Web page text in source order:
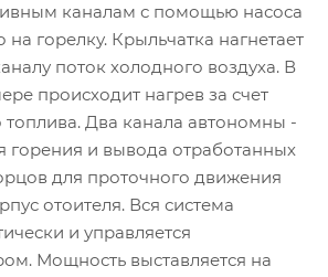
каналам с помощью насоса
на горелку. Крыльчатка нагнетает
поток холодного воздуха. В
происходит нагрев за счет
Два канала автономны -
горения и вывода отработанных
для проточного движения
отоителя. Вся система
и управляется
Мощность выставляется на